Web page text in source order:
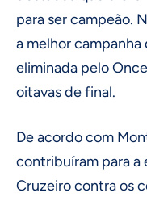
para ser campeão.
a melhor campanha
eliminada pelo
oitavas de final.
De acordo com
contribuíram para a
Cruzeiro contra os